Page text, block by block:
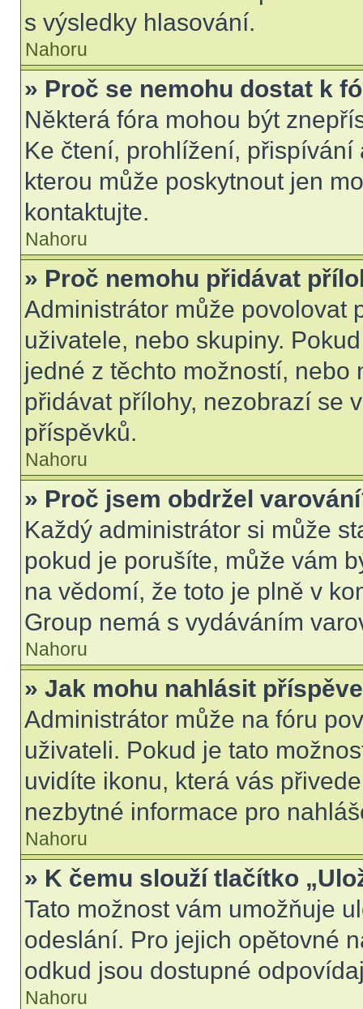
s výsledky hlasování.
Nahoru
» Proč se nemohu dostat k
Některá fóra mohou být
Ke čtení, prohlížení,
kterou může poskytnout jen
kontaktujte.
Nahoru
» Proč nemohu přidávat
Administrátor může povolovat
uživatele, nebo skupiny.
jedné z těchto možností,
přidávat přílohy, nezobrazí se
příspěvků.
Nahoru
» Proč jsem obdržel
Každý administrátor si může
pokud je porušíte, může vám
na vědomí, že toto je plně v
Group nemá s vydáváním
Nahoru
» Jak mohu nahlásit
Administrátor může na fóru
uživateli. Pokud je tato
uvidíte ikonu, která vás
nezbytné informace pro
Nahoru
» K čemu slouží tlačítko
Tato možnost vám umožňuje
odeslání. Pro jejich opětovné
odkud jsou dostupné
Nahoru